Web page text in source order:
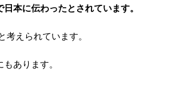
本に伝わったとされています。
えられています。
あります。